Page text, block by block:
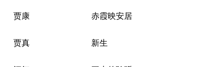
贾康 赤霞映安居
贾真 新生